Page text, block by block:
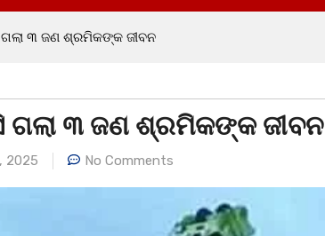
୩ ଜଣ ଶ୍ରମିକଙ୍କ ଜୀବନ
ଗଲା ୩ ଜଣ ଶ୍ରମିକଙ୍କ ଜୀବନ
2025 No Comments